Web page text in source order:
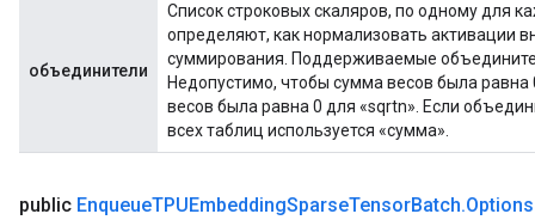
объединители
Список строковых скаляров, по одному для
определяют, как нормализовать активации
суммирования. Поддерживаемые
Недопустимо, чтобы сумма весов была
весов была равна 0 для «sqrtn». Если
всех таблиц используется «сумма».
public EnqueueTPUEmbeddingSparseTensorBatch.Options